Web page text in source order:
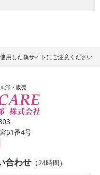
用した偽サイトにご注意ください
卸・販売
51番4号
合わせ （24時間）